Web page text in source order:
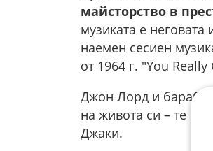
майсторство в
музиката е
наемен сесиен
от 1964 г. "You Really
Джон Лорд и
на живота си – те са
Джаки.